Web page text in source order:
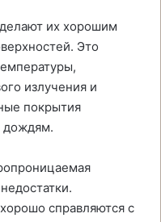
их хорошим
Это
излучения и
покрытия
дождям.
справляются с